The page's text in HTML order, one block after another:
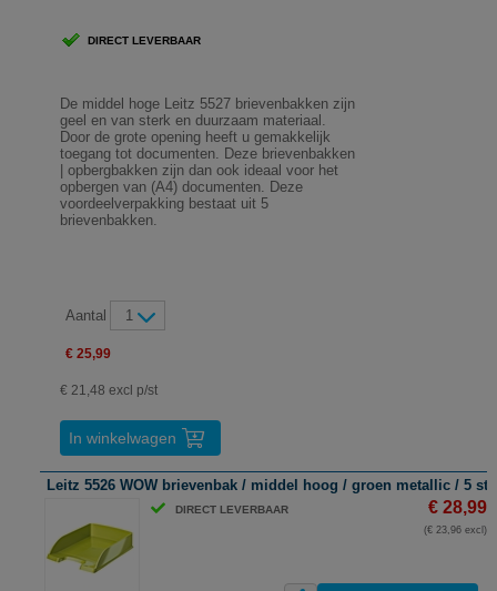
DIRECT LEVERBAAR
De middel hoge Leitz 5527 brievenbakken zijn
geel en van sterk en duurzaam materiaal.
Door de grote opening heeft u gemakkelijk
toegang tot documenten. Deze brievenbakken
| opbergbakken zijn dan ook ideaal voor het
opbergen van (A4) documenten. Deze
voordeelverpakking bestaat uit 5
brievenbakken.
Aantal 1
€ 25,99
€ 21,48 excl p/st
In winkelwagen
Leitz 5526 WOW brievenbak / middel hoog / groen metallic / 5
DIRECT LEVERBAAR € 28,99
(€ 23,96 excl)